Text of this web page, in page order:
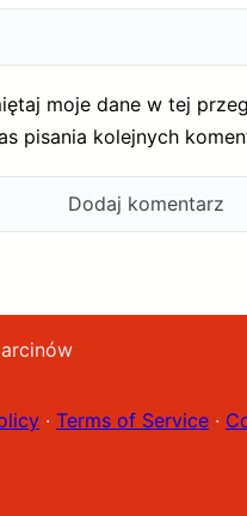
moje dane w tej
pisania kolejnych
· Terms of Service ·